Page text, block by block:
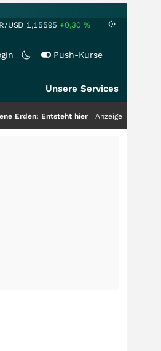
USD 1,15595 +0,30 %
Push-Kurse
Unsere Services
hier die nächste Milliardenstory?
Anzeige